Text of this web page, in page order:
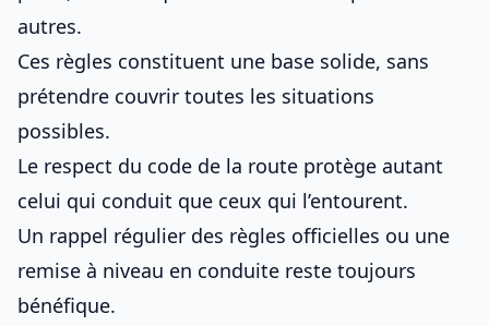
autres.
Ces règles constituent une base solide, sans
prétendre couvrir toutes les situations
possibles.
Le respect du code de la route protège autant
celui qui conduit que ceux qui l’entourent.
Un rappel régulier des règles officielles ou une
remise à niveau en conduite reste toujours
bénéfique.